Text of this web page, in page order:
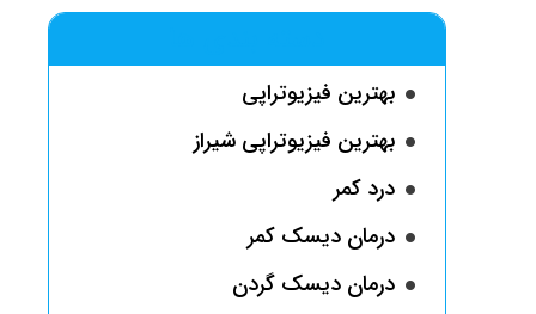
بهترین فیزیوتراپی
بهترین فیزیوتراپی شیراز
درد کمر
درمان دیسک کمر
درمان دیسک گردن